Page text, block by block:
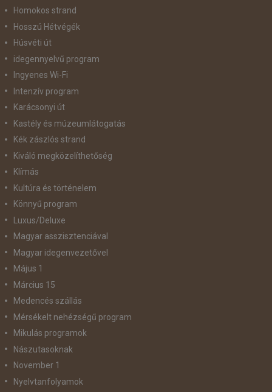
Homokos strand
Hosszú Hétvégék
Húsvéti út
idegennyelvű program
Ingyenes Wi-Fi
Intenzív program
Karácsonyi út
Kastély és múzeumlátogatás
Kék zászlós strand
Kiváló megközelíthetőség
Klímás
Kultúra és történelem
Könnyű program
Luxus/Deluxe
Magyar asszisztenciával
Magyar idegenvezetővel
Május 1
Március 15
Medencés szállás
Mérsékelt nehézségű program
Mikulás programok
Nászutasoknak
November 1
Nyelvtanfolyamok